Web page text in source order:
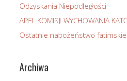
Odzyskania Niepodległości
APEL KOMISJI WYCHOWANIA
Ostatnie nabożeństwo fatimskie
Archiwa